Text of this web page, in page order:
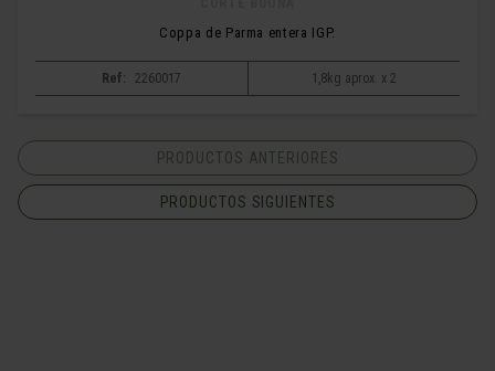
Coppa de Parma entera IGP.
Ref: 2260017 1,8kg aprox. x 2
PRODUCTOS ANTERIORES
PRODUCTOS SIGUIENTES